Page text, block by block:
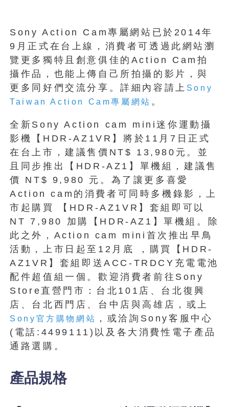
Sony Action Cam專屬網站已於2014年
9月正式在台上線，消費者可透過此網站瀏
覽更多獨特且創意俱佳的Action Cam拍
攝作品，也能上傳自己所拍攝的影片，與
更多同好們交流分享。詳細內容請上 Sony
Taiwan Action Cam專屬網站 。
全新Sony Action cam mini迷你運動攝
影機【HDR-AZ1VR】將於11月7日正式
在台上市，建議售價NT$ 13,980元。並
且同步推出【HDR-AZ1】單機組，建議售
價 NT$ 9,980 元。為了讓更多喜愛
Action cam的消費者可同時多機錄影，上
市起購買 【HDR-AZ1VR】套組即可以
NT 7,980 加購【HDR-AZ1】單機組。除
此之外，Action cam mini首次推出早鳥
活動，上市日起至12月底 ，購買【HDR-
AZ1VR】套組即送ACC-TRDCY充電電池
配件超值組一個。歡迎消費者前往Sony
Store直營門市：台北101店、台北復興
店、台北西門店、台中店與高雄店，或上
Sony官方購物網站
，或洽詢Sony客服中心
(電話:4499111)以及各大消費性電子產品
通路選購。
產品規格